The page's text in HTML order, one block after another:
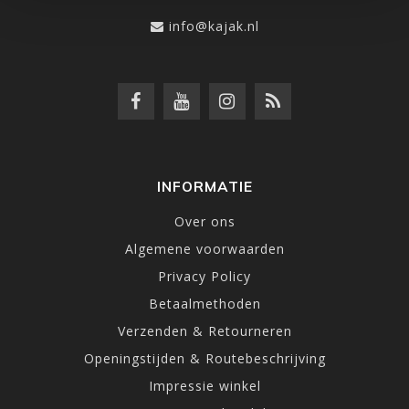
info@kajak.nl
INFORMATIE
Over ons
Algemene voorwaarden
Privacy Policy
Betaalmethoden
Verzenden & Retourneren
Openingstijden & Routebeschrijving
Impressie winkel